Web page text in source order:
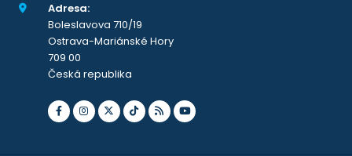
Adresa:
Boleslavova 710/19
Ostrava-Mariánské Hory
709 00
Česká republika